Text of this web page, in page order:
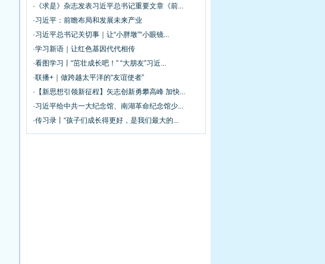
·《求是》杂志发表习近平总书记重要文章《前...
·习近平：前瞻布局和发展未来产业
·习近平总书记关切事｜让“小胖墩”“小眼镜...
·学习新语｜让红色基因代代相传
·看图学习丨“茁壮成长吧！” “大朋友”习近...
·联播+｜做跨越太平洋的“友谊使者”
·【新思想引领新征程】矢志创新勇攀高峰 加快...
·习近平给中共一大纪念馆、南湖革命纪念馆少...
·传习录丨“孩子们成长得更好，是我们最大的...